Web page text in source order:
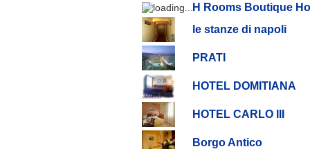
H Rooms Boutique
le stanze di napoli
PRATI
HOTEL DOMITIANA
HOTEL CARLO III
Borgo Antico